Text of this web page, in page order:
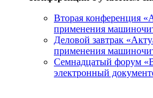
Вторая конференция
применения
Деловой завтрак
применения
Семнадцатый форум
электронный